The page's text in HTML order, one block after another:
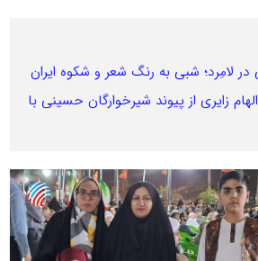
لامِرد؛ شبی به رنگ شعر و شکوه ایران
زایری از پیوند شیرخوارگان حسینی با